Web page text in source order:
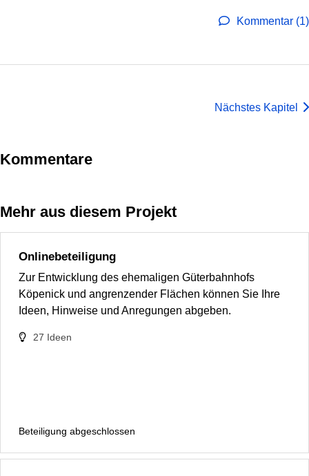
Kommentar (1)
Nächstes Kapitel
Kommentare
Mehr aus diesem Projekt
Onlinebeteiligung
Zur Entwicklung des ehemaligen Güterbahnhofs
Köpenick und angrenzender Flächen können Sie Ihre
Ideen, Hinweise und Anregungen abgeben.
27 Ideen
Beteiligung abgeschlossen